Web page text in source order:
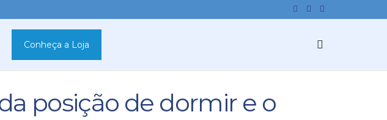
Conheça a Loja
posição de dormir e o